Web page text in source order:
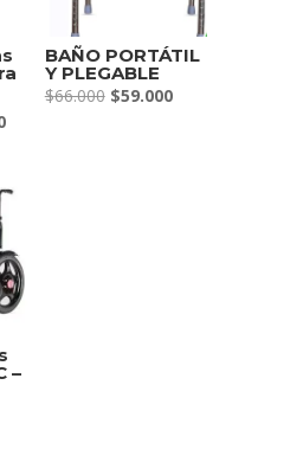
El
es:
BAÑO PORTÁTIL
Y PLEGABLE
$66.000 El
$59.000El
–